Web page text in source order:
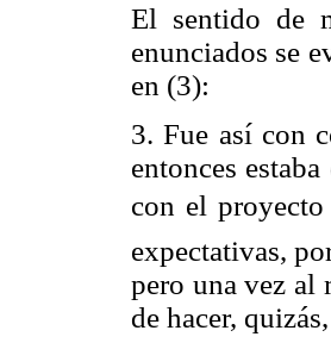
El sentido de
enunciados se
en (3):
3. Fue así con
entonces
con el
expectativas,
pero una vez al
de hacer,